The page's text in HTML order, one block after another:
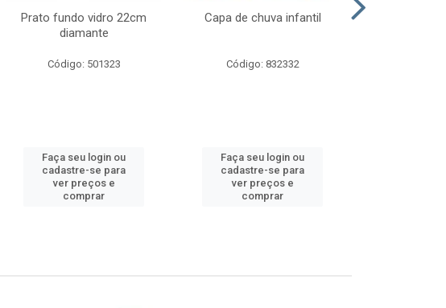
Prato fundo vidro 22cm
diamante
Código: 501323
Faça seu login ou
cadastre-se para
ver preços e
comprar
Capa de chuva infantil
Código: 832332
Faça seu login ou
cadastre-se para
ver preços e
comprar